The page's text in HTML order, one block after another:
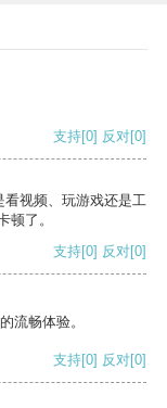
支持[0] 反对[0]
视频、玩游戏还是工
顿了。
支持[0] 反对[0]
流畅体验。
支持[0] 反对[0]